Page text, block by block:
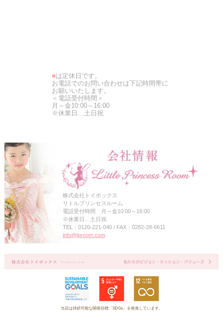
■は定休日です。
お電話でのお問い合わせは下記時間帯に
お願いいたします。
＜電話受付時間＞
月～金10:00～16:00
※休業日…土日祝
株式会社トイボックス
リトルプリンセスルーム
電話受付時間 月～金10:00～16:00
※休業日…土日祝
TEL：0120-221-040 / FAX：0282-28-6611
info@lproom.com
当店は持続可能な開発目標「SDGs」を推進しています。